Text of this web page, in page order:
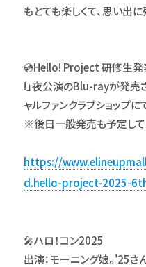
もとても楽しくて、思い出
💿Hello! Project 研修生発
!」夜公演のBlu-rayが発売
ャルファンクラブショップ
※後日一般発売も予定して
https://
d.hello-project-2025-
🎤ハロ！コン2025
出演：モーニング娘。'25